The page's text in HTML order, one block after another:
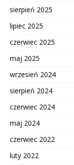
sierpień 2025
lipiec 2025
czerwiec 2025
maj 2025
wrzesień 2024
sierpień 2024
czerwiec 2024
maj 2024
czerwiec 2022
luty 2022